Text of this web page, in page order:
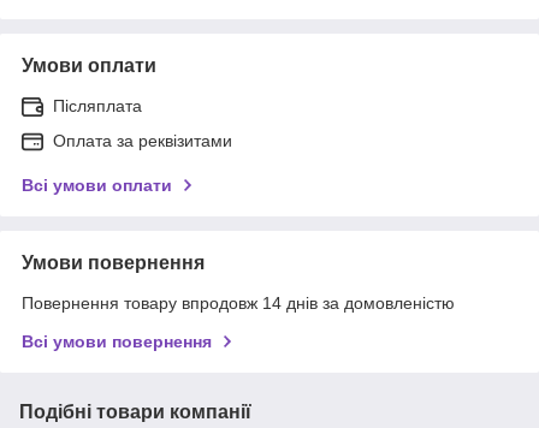
Умови оплати
Післяплата
Оплата за реквізитами
Всі умови оплати
Умови повернення
Повернення товару впродовж 14 днів за домовленістю
Всі умови повернення
Подібні товари компанії